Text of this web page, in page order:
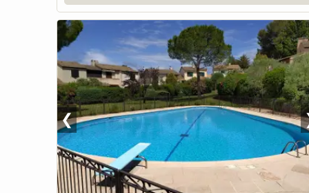
❮